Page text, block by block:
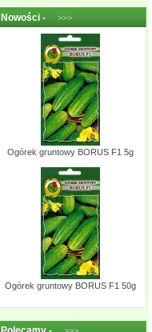
Nowości - >>>
Ogórek gruntowy BORUS F1 5g
Ogórek gruntowy BORUS F1 50g